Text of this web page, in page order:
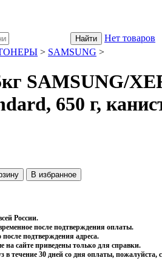
Нет товаров
> SAMSUNG >
SAMSUNG/
650 г,
России.
после подтверждения оплаты.
подтверждения адреса.
на сайте приведены только для справки.
в течение 30 дней со дня оплаты,